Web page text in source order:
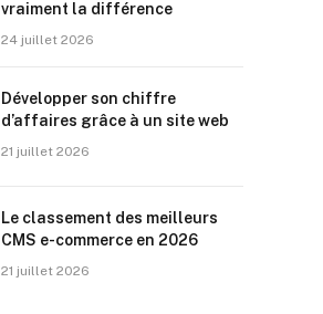
vraiment la différence
24 juillet 2026
Développer son chiffre
d’affaires grâce à un site web
21 juillet 2026
Le classement des meilleurs
CMS e-commerce en 2026
21 juillet 2026